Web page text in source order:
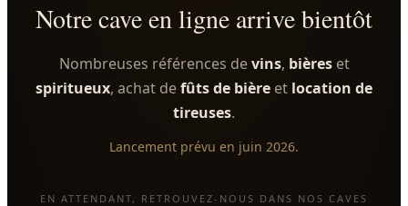
Notre cave en ligne arrive bientôt
Nombreuses références devins, bièreset
spiritueux, achat defûts de bière et location de
tireuses.
Lancement prévu en juin 2026.
EN ATTENDANT, RETROUVEZ-NOUS DANS NOS CAVES